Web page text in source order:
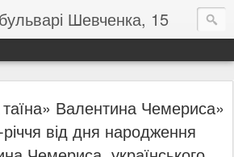
Шевченка, 15
таїна» Валентина Чемериса»
від дня народження